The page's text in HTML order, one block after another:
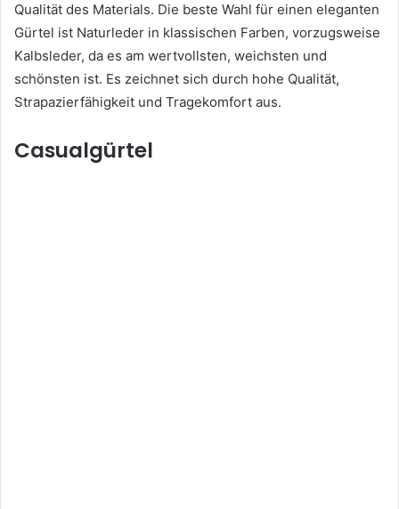
Qualität des Materials. Die beste Wahl für einen eleganten
Gürtel ist Naturleder in klassischen Farben, vorzugsweise
Kalbsleder, da es am wertvollsten, weichsten und
schönsten ist. Es zeichnet sich durch hohe Qualität,
Strapazierfähigkeit und Tragekomfort aus.
Casualgürtel